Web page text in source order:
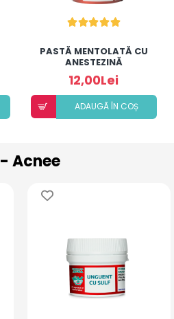
PASTĂ MENTOLATĂ CU
ANESTEZINĂ
12,00Lei
ADAUGÃ ÎN COȘ
- Acnee